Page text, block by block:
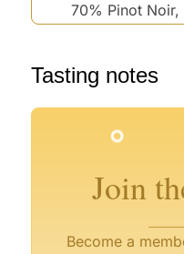
70% Pinot
Tasting notes
Join
Become a
°
°